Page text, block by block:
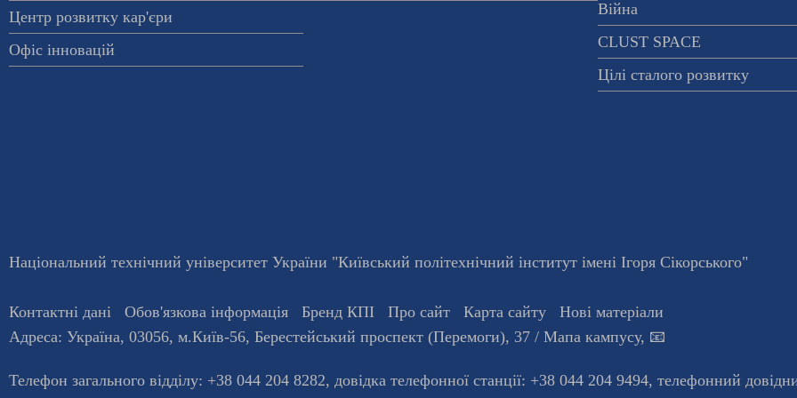
Центр розвитку кар'єри
Офіс інновацій
Війна
CLUST SPACE
Цілі сталого розвитку
Національний технічний університет України "Київський політехнічний інститут імені Ігоря Сікорського"
Контактні дані Обов'язкова інформація Бренд КПІ Про сайт Карта сайту
Нові матеріали
Адреса: Україна, 03056, м.Київ-56, Берестейський проспект (Перемоги), 37 / Мапа кампусу, 📧
Телефон загального відділу: +38 044 204 8282, довiдка телефонної станцiї: +38 044 204 9494, телефонний